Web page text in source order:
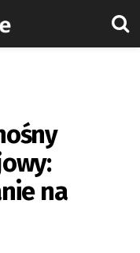
w przenośny klimatyzator
na